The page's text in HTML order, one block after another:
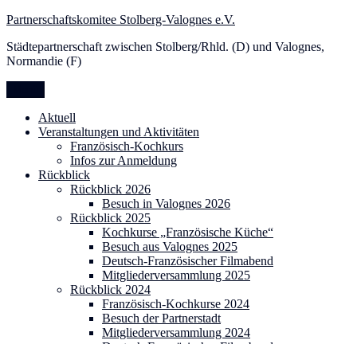
Zum
springen
Partnerschaftskomitee Stolberg-Valognes e.V.
Städtepartnerschaft zwischen Stolberg/Rhld. (D) und Valognes,
Normandie (F)
Aktuell
Veranstaltungen und Aktivitäten
Französisch-Kochkurs
Infos zur Anmeldung
Rückblick
Rückblick 2026
Besuch in Valognes 2026
Rückblick 2025
Kochkurse „Französische Küche“
Besuch aus Valognes 2025
Deutsch-Französischer Filmabend
Mitgliederversammlung 2025
Rückblick 2024
Französisch-Kochkurse 2024
Besuch der Partnerstadt
Mitgliederversammlung 2024